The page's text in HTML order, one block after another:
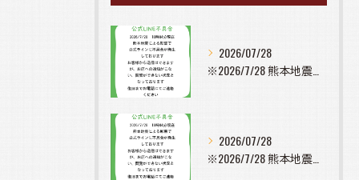
2026/07/28
2026/07/28